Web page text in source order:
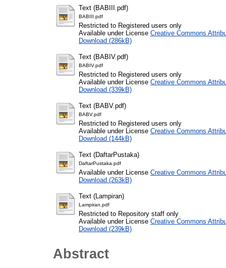
Text (BABIII.pdf)
BABIII.pdf
Restricted to Registered users only
Available under License Creative Commons
Download (286kB)
Text (BABIV.pdf)
BABIV.pdf
Restricted to Registered users only
Available under License Creative Commons
Download (339kB)
Text (BABV.pdf)
BABV.pdf
Restricted to Registered users only
Available under License Creative Commons
Download (144kB)
Text (DaftarPustaka)
DaftarPustaka.pdf
Available under License Creative Commons
Download (263kB)
Text (Lampiran)
Lampiran.pdf
Restricted to Repository staff only
Available under License Creative Commons
Download (239kB)
Abstract